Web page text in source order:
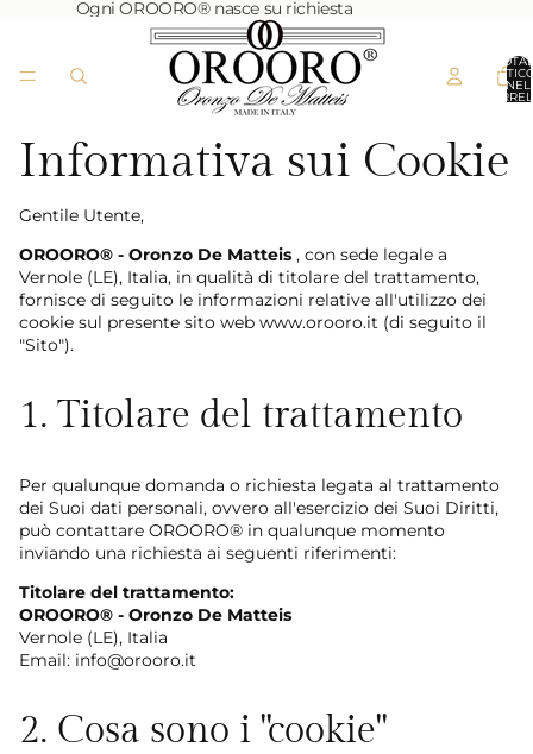
Ogni OROORO® nasce su richiesta
NEL
Informativa sui Cookie
Gentile Utente,
OROORO® - Oronzo De Matteis , con sede legale a
Vernole (LE), Italia, in qualità di titolare del trattamento,
fornisce di seguito le informazioni relative all'utilizzo dei
cookie sul presente sito web www.orooro.it (di seguito il
"Sito").
1. Titolare del trattamento
Per qualunque domanda o richiesta legata al trattamento
dei Suoi dati personali, ovvero all'esercizio dei Suoi Diritti,
può contattare OROORO® in qualunque momento
inviando una richiesta ai seguenti riferimenti:
Titolare del trattamento:
OROORO® - Oronzo De Matteis
Vernole (LE), Italia
Email: info@orooro.it
2. Cosa sono i "cookie"